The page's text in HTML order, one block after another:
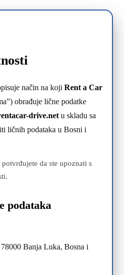
način na koji Rent a Car
obrađuje lične podatke
drive.net u skladu sa
ličnih podataka u Bosni i
da ste upoznati s
podataka
Banja Luka, Bosna i